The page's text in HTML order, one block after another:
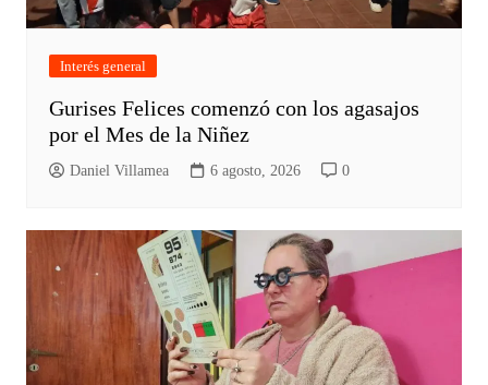
Interés general
Gurises Felices comenzó con los agasajos
por el Mes de la Niñez
Daniel Villamea 6 agosto, 2026 0